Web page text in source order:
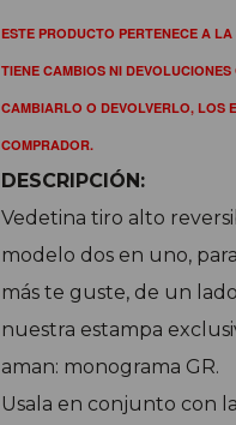
ESTE PRODUCTO PERTENECE A
TIENE CAMBIOS NI
CAMBIARLO O DEVOLVERLO, LOS
COMPRADOR.
DESCRIPCIÓN:
Vedetina tiro alto
modelo dos en uno,
más te guste, de un
nuestra estampa
aman: monograma GR.
Usala en conjunto con